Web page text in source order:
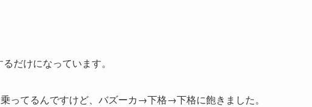
だけになっています。
ってるんですけど、バズーカ→下格→下格に飽きました。